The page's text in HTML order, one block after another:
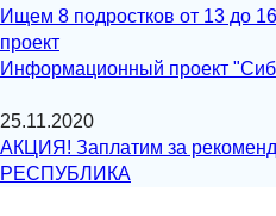
Ищем 8 подростков от 13 до
проект
Информационный проект
25.11.2020
АКЦИЯ! Заплатим за
РЕСПУБЛИКА